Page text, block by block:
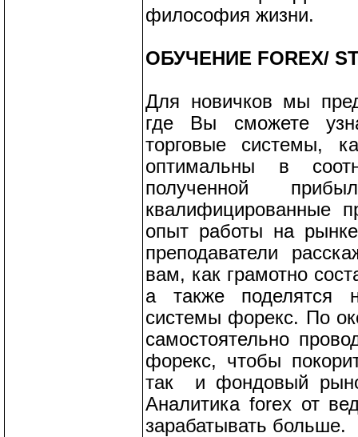
философия жизни.
ОБУЧЕНИЕ FOREX/
Для новичков мы
где Вы сможете
торговые системы,
оптимальны в
полученной
квалифицированные
опыт работы на
преподаватели
вам, как грамотно
а также поделятся
системы форекс. По
самостоятельно
форекс, чтобы
так и фондовый
Аналитика forex от
зарабатывать больше.